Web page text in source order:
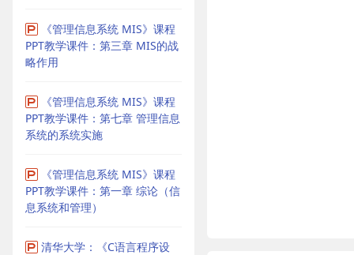
《管理信息系统 MIS》课程
PPT教学课件：第三章 MIS的战
略作用
《管理信息系统 MIS》课程
PPT教学课件：第七章 管理信息
系统的系统实施
《管理信息系统 MIS》课程
PPT教学课件：第一章 综论（信
息系统和管理）
清华大学：《C语言程序设